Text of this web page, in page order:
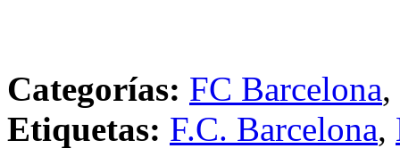
Categorías: FC Barcelona,
Etiquetas: F.C. Barcelona,